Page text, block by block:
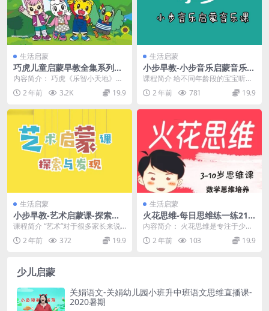
├─ 064.梅姓.mp4 [75.21MB]
├─ 065.孟姓.mp4 [53.19MB]
├─ 066.颜姓.mp4 [55.25MB]
├─ 067.姚姓.mp4 [61.66MB]
├─ 068.养姓.mp4 [63.79MB]
├─ 069.余姓.mp4 [66.39MB]
├─ 070.元姓.mp4 [61.35MB]
├─ 071.何姓.mp4 [55.73MB]
├─ 072.贺姓.mp4 [77.64MB]
├─ 073.花姓.mp4 [74.03MB]
├─ 074.华姓.mp4 [61.71MB]
├─ 075.姬姓.mp4 [56.26MB]
├─ 076.金姓.mp4 [54.85MB]
├─ 077.孔姓.mp4 [65.64MB]
├─ 078.雷姓.mp4 [54.40MB]
├─ 080.柳姓.mp4 [80.11MB]
├─ 081.罗姓.mp4 [58.31MB]
生活启蒙
巧虎儿童启蒙早教全集系列：
巧虎乐智小天地幼幼版(2-3岁)
内容简介： 巧虎《乐智小天地》是
日本最大的教育集团Benesse（倍
乐生）和中国...
2 年前 3.2K 19.9
生活启蒙
小步早教-小步音乐启蒙音乐课
(适合0-3岁幼儿)
课程简介 给不同年龄段的宝宝听不
同的故事！让孩子能听、爱听，听
得懂，会应用！ 锻...
2 年前 781 19.9
生活启蒙
小步早教-艺术启蒙课-探索与
发现，打开孩子的创造力
课程简介 “艺术”对于很多家长来说
比较抽象，曾经有位妈妈问我：“艺
术启蒙除了画画...
2 年前 372 19.9
生活启蒙
火花思维-每日思维练一练21
天-儿童逻辑思维训练题
内容简介： 火花思维是专注于少儿
逻辑思维的在线教育品牌 ，主要产
品包括逻辑思维、...
2 年前 103 19.9
少儿启蒙
关娟语文-关娟幼儿园小班升中班语文思维直播课-
2020暑期